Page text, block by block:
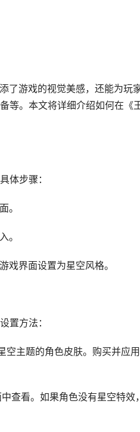
了游戏的视觉美感，还能为玩
等。本文将详细介绍如何在《
体步骤：
。
。
戏界面设置为星空风格。
置方法：
空主题的角色皮肤。购买并应
查看。如果角色没有星空特效